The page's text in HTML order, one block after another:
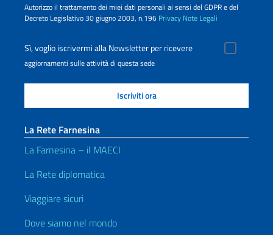
Autorizzo il trattamento dei miei dati personali ai sensi del GDPR e del
Decreto Legislativo 30 giugno 2003, n.196 Privacy Note Legali
Sì, voglio iscrivermi alla Newsletter per ricevere
aggiornamenti sulle attività di questa sede
La Rete Farnesina
La Farnesina – il MAECI
La Rete diplomatica
Viaggiare sicuri
Dove siamo nel mondo